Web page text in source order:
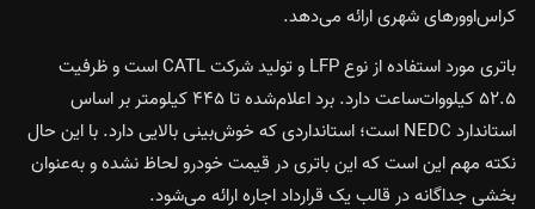
کراس‌اوورهای شهری ارائه می‌دهد.
باتری مورد استفاده از نوع LFP و تولید شرکت CATL است و ظرفیت
۵۲.۵ کیلووات‌ساعت دارد. برد اعلام‌شده تا ۴۴۵ کیلومتر بر اساس
استاندارد NEDC است؛ استانداردی که خوش‌بینی بالایی دارد. با این حال
نکته مهم این است که این باتری در قیمت خودرو لحاظ نشده و به‌عنوان
بخشی جداگانه در قالب یک قرارداد اجاره ارائه می‌شود.